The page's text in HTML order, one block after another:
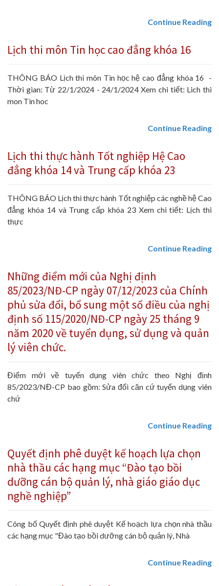
Continue Reading
Lịch thi môn Tin học cao đẳng khóa 16
THÔNG BÁO Lịch thi môn Tin học hệ cao đẳng khóa 16 -
Thời gian: Từ 22/1/2024 - 24/1/2024 Xem chi tiết: Lich thi
mon Tin hoc
Continue Reading
Lịch thi thực hành Tốt nghiệp Hệ Cao
đẳng khóa 14 và Trung cấp khóa 23
THÔNG BÁO Lịch thi thực hành Tốt nghiệp các nghề hệ Cao
đẳng khóa 14 và Trung cấp khóa 23 Xem chi tiết: Lịch thi
thực
Continue Reading
Những điểm mới của Nghị định
85/2023/NĐ-CP ngày 07/12/2023 của Chính
phủ sửa đổi, bổ sung một số điều của nghị
định số 115/2020/NĐ-CP ngày 25 tháng 9
năm 2020 về tuyển dụng, sử dụng và quản
lý viên chức.
Điểm mới về tuyển dụng viên chức theo Nghị định
85/2023/NĐ-CP bao gồm: Sửa đổi căn cứ tuyển dụng viên
chứ
Continue Reading
Quyết định phê duyệt kế hoạch lựa chọn
nhà thầu các hạng mục “Đào tạo bồi
dưỡng cán bộ quản lý, nhà giáo giáo dục
nghề nghiệp”
Công bố Quyết định phê duyệt Kế hoạch lựa chọn nhà thầu
các hạng mục "Đào tạo bồi dưỡng cán bộ quản lý, Nhà
Continue Reading